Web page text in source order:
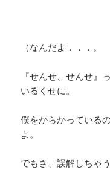
（なんだよ．．．。
『せんせ、せんせ』
いるくせに。
僕をからかっている
よ。
でもさ、誤解しちゃ